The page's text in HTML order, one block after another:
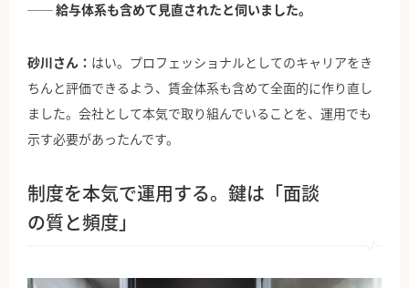
── 給与体系も含めて見直されたと伺いました。
砂川さん： はい。プロフェッショナルとしてのキャリアをき
ちんと評価できるよう、賃金体系も含めて全面的に作り直し
ました。会社として本気で取り組んでいることを、運用でも
示す必要があったんです。
制度を本気で運用する。鍵は「面談
の質と頻度」